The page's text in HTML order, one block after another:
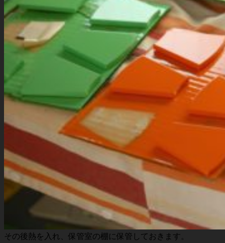
その後熱を入れ、保管室の棚に保管しておきます。